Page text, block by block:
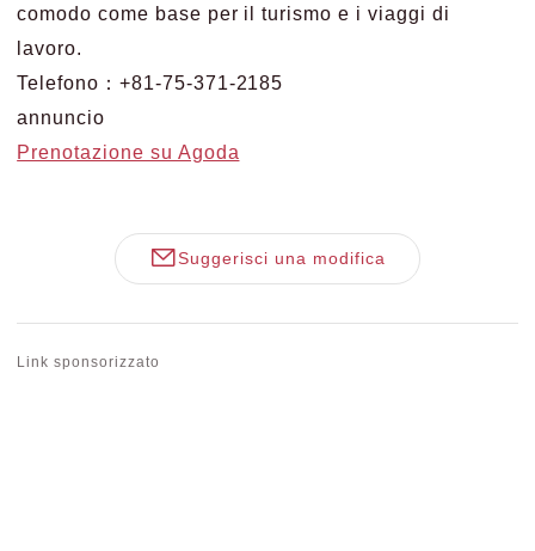
comodo come base per il turismo e i viaggi di
lavoro.
Telefono：+81-75-371-2185
annuncio
Prenotazione su Agoda
Suggerisci una modifica
Link sponsorizzato